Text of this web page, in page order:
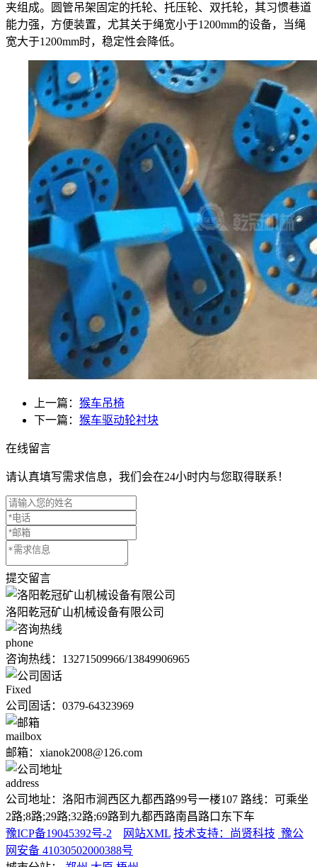
夹组成。圆管吊架固定的托轮、托压轮、双托轮，其习惯巷道
能力强，方便装置，尤其关于绳宽小于1200mm的设备，当绳
宽大于1200mm时，稳定性会降低。
上一篇： 猴车吊椅
下一篇： 猴车驱动轮衬块
在线留言
请认真填写需求信息，我们会在24小时内与您取得联系！
提交留言
洛阳乾冠矿山机械设备有限公司
phone
咨询热线： 13271509966/13849906965
Fixed
公司固话：0379-64323969
mailbox
邮箱：xianok2008@126.com
address
公司地址：洛阳市涧西区九都西路99号一楼107 路线：可乘坐
2路;8路;29路;32路;69路到九都西路南昌路口东下车
豫ICP备19045392号-2
网站XML 技术支持：尚贤科技 豫公
网安备 41030502000388号